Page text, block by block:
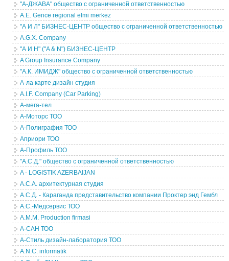
"А-ДЖАВА" общество с ограниченной ответственностью
A.E. Gence regional elmi merkez
"А И Л" БИЗНЕС-ЦЕНТР общество с ограниченной ответственностью
A.G.X. Company
"А И Н" ("A & N") БИЗНЕС-ЦЕНТР
A Group Insurance Company
"А.К. ИМИДЖ" общество с ограниченной ответственностью
А-ла карте дизайн студия
A.I.F. Company (Car Parking)
А-мега-тел
А-Моторс ТОО
А-Полиграфия ТОО
Априори ТОО
А-Профиль ТОО
"А.С.Д." общество с ограниченной ответственностью
A - LOGISTIK AZERBAIJAN
А.С.А. архитектурная студия
А.С.Д. - Караганда представительство компании Проктер энд Гембл
А.С.-Медсервис ТОО
A.M.M. Production firmasi
А-САН ТОО
А-Стиль дизайн-лаборатория ТОО
A.N.C. informatik